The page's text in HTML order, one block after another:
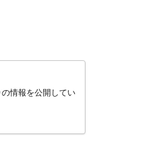
の情報を公開してい